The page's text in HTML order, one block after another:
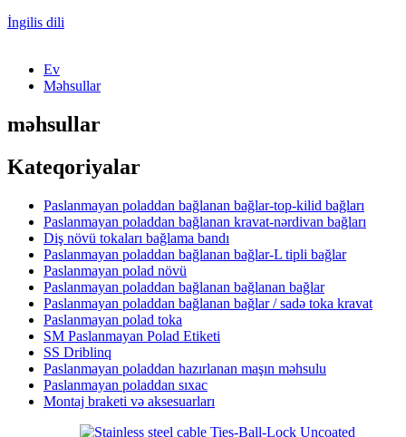
İngilis dili
Ev
Məhsullar
məhsullar
Kateqoriyalar
Paslanmayan poladdan bağlanan bağlar-top-kilid bağları
Paslanmayan poladdan bağlanan kravat-nərdivan bağları
Diş növü tokaları bağlama bandı
Paslanmayan poladdan bağlanan bağlar-L tipli bağlar
Paslanmayan polad növü
Paslanmayan poladdan bağlanan bağlanan bağlar
Paslanmayan poladdan bağlanan bağlar / sadə toka kravat
Paslanmayan polad toka
SM Paslanmayan Polad Etiketi
SS Driblinq
Paslanmayan poladdan hazırlanan maşın məhsulu
Paslanmayan poladdan sıxac
Montaj braketi və aksesuarları